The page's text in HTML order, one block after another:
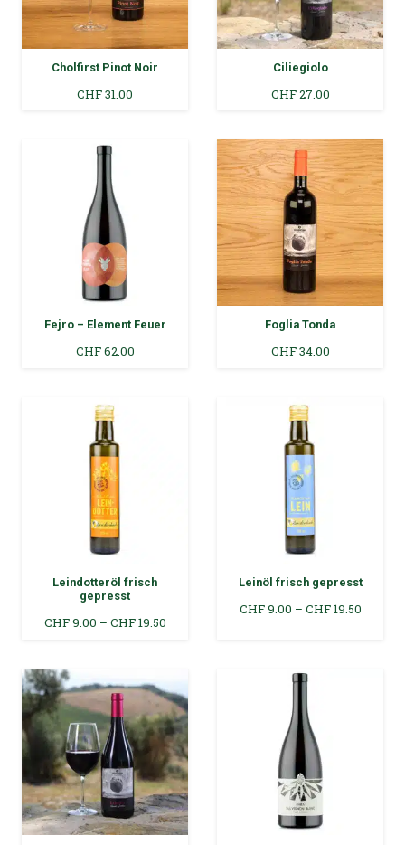
Cholfirst Pinot Noir
CHF31.00
Ciliegiolo
CHF27.00
Fejro – Element Feuer
CHF62.00
Foglia Tonda
CHF34.00
Leindotteröl frisch
gepresst
CHF9.00 – CHF19.50Preisspanne:
CHF 19.50
Leinöl frisch gepresst
CHF9.00 – CHF19.50